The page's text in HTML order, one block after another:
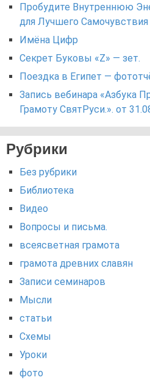
Пробудите Внутреннюю
для Лучшего
Имёна Цифр
Секрет Буковы «Z» — зет.
Поездка в Египет —
Запись вебинара «Азбука
Грамоту СвятРуси.». от
Рубрики
Без рубрики
Библиотека
Видео
Вопросы и письма.
всеясветная грамота
грамота древних славян
Записи семинаров
Мысли
статьи
Схемы
Уроки
фото